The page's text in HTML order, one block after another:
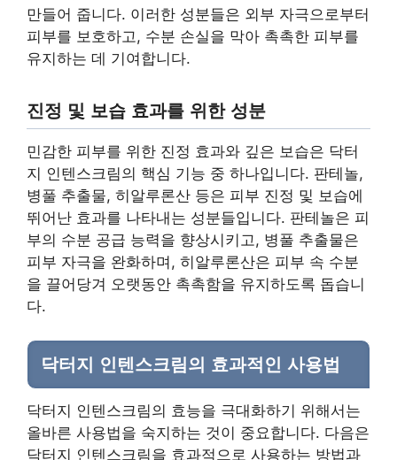
만들어 줍니다. 이러한 성분들은 외부 자극으로부터
피부를 보호하고, 수분 손실을 막아 촉촉한 피부를
유지하는 데 기여합니다.
진정 및 보습 효과를 위한 성분
민감한 피부를 위한 진정 효과와 깊은 보습은 닥터
지 인텐스크림의 핵심 기능 중 하나입니다. 판테놀,
병풀 추출물, 히알루론산 등은 피부 진정 및 보습에
뛰어난 효과를 나타내는 성분들입니다. 판테놀은 피
부의 수분 공급 능력을 향상시키고, 병풀 추출물은
피부 자극을 완화하며, 히알루론산은 피부 속 수분
을 끌어당겨 오랫동안 촉촉함을 유지하도록 돕습니
다.
닥터지 인텐스크림의 효과적인 사용법
닥터지 인텐스크림의 효능을 극대화하기 위해서는
올바른 사용법을 숙지하는 것이 중요합니다. 다음은
닥터지 인텐스크림을 효과적으로 사용하는 방법과